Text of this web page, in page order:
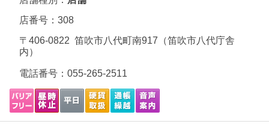
店番号：308
〒406-0822 笛吹市八代町南917（笛吹市八代庁舎
内）
電話番号： 055-265-2511